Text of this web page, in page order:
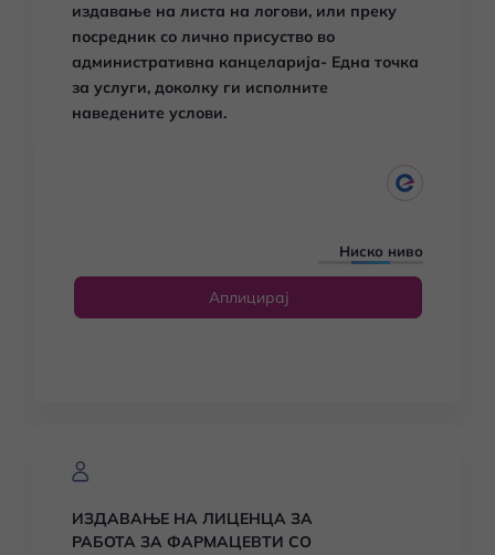
издавање на листа на логови, или преку
посредник со лично присуство во
административна канцеларија- Една точка
за услуги, доколку ги исполните
наведените услови.
Ниско ниво
Аплицирај
ИЗДАВАЊЕ НА ЛИЦЕНЦА ЗА
РАБОТА ЗА ФАРМАЦЕВТИ СО